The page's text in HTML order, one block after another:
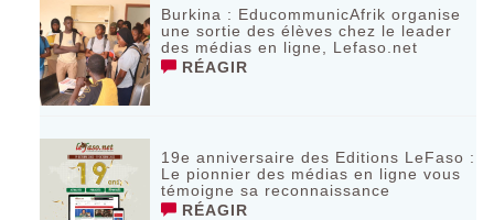
Burkina : EducommunicAfrik organise
une sortie des élèves chez le leader
des médias en ligne, Lefaso.net
RÉAGIR
19e anniversaire des Editions LeFaso :
Le pionnier des médias en ligne vous
témoigne sa reconnaissance
RÉAGIR